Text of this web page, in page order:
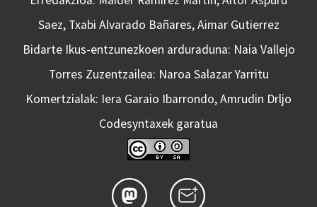
Saez, Txabi Alvarado Bañares, Aimar Gutierrez
Bidarte Ikus-entzunezkoen arduraduna: Naia Vallejo
Torres Zuzentzailea: Naroa Salazar Yarritu
Komertzialak: Iera Garaio Ibarrondo, Amrudin Drljo
Codesyntaxek garatua